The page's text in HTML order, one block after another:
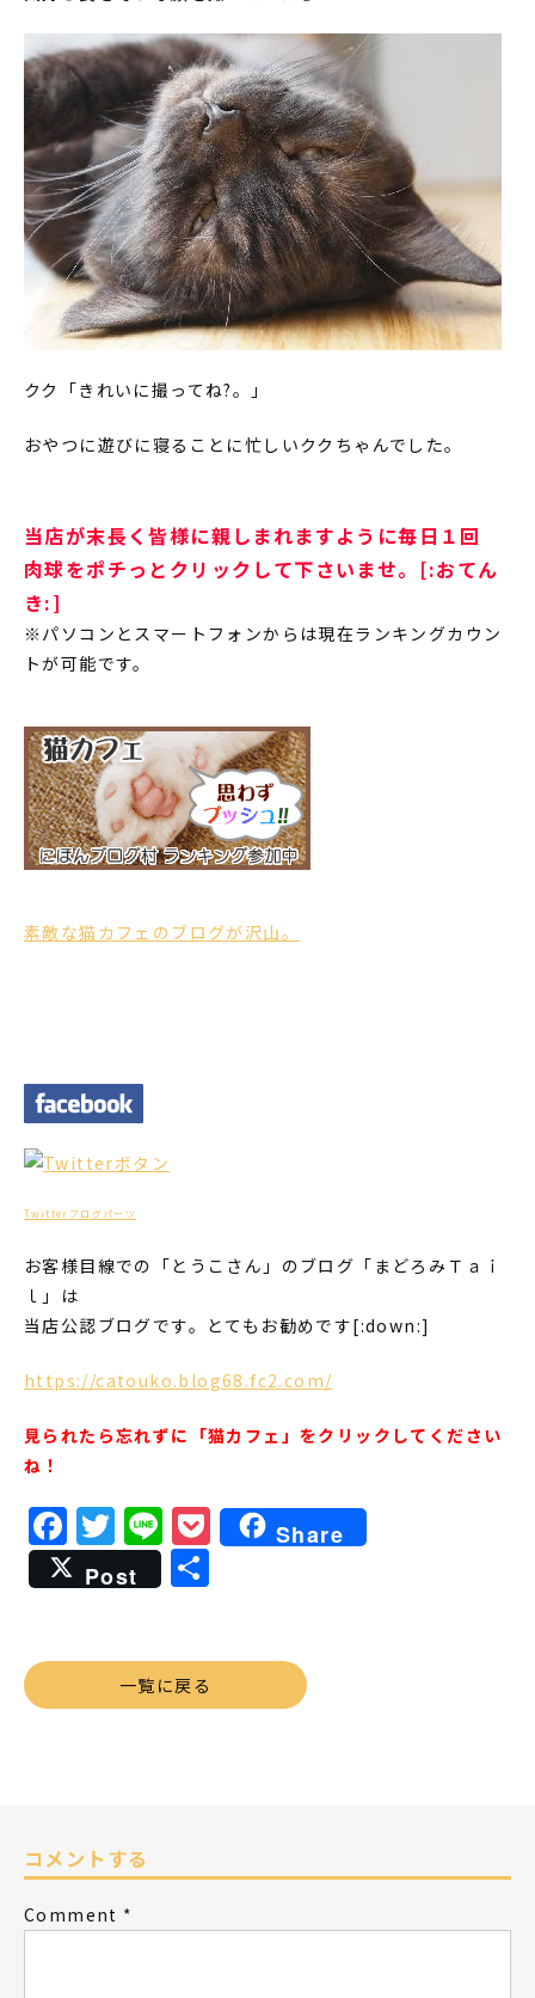
クク「きれいに撮ってね?。」
おやつに遊びに寝ることに忙しいククちゃんでした。
当店が末長く皆様に親しまれますように毎日１回
肉球をポチっとクリックして下さいませ。[:おてん
き:]
※パソコンとスマートフォンからは現在ランキングカウン
トが可能です。
素敵な猫カフェのブログが沢山。
Twitterブログパーツ
お客様目線での「とうこさん」のブログ「まどろみＴａｉ
ｌ」は
当店公認ブログです。とてもお勧めです[:down:]
https://catouko.blog68.fc2.com/
見られたら忘れずに「猫カフェ」をクリックしてください
ね！
Facebook
Twitter
LinePocket
Share
Post
共
一覧に戻る
コメントする
Comment *